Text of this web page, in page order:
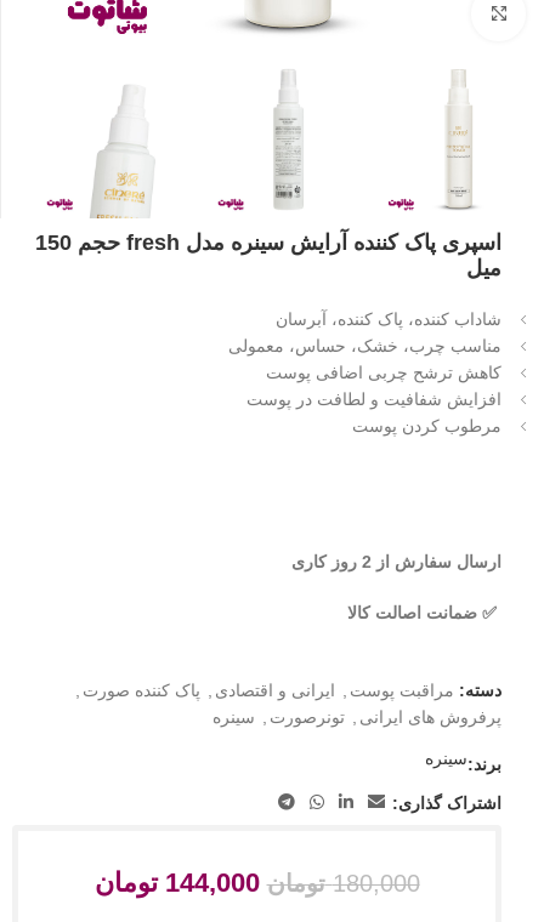
اسپری پاک کننده آرایش سینره مدل fresh حجم 150
میل
شاداب کننده، پاک کننده، آبرسان
مناسب چرب، خشک، حساس، معمولی
کاهش ترشح چربی اضافی پوست
افزایش شفافیت و لطافت در پوست
مرطوب کردن پوست
ارسال سفارش از 2 روز کاری
✅ ضمانت اصالت کالا
دسته: مراقبت پوست ایرانی و اقتصادی پاک کننده صورت
پرفروش های ایرانی
تونرصورت سینره
برند:سینره
اشتراک گذاری:
180,000 تومان 144,000 تومان